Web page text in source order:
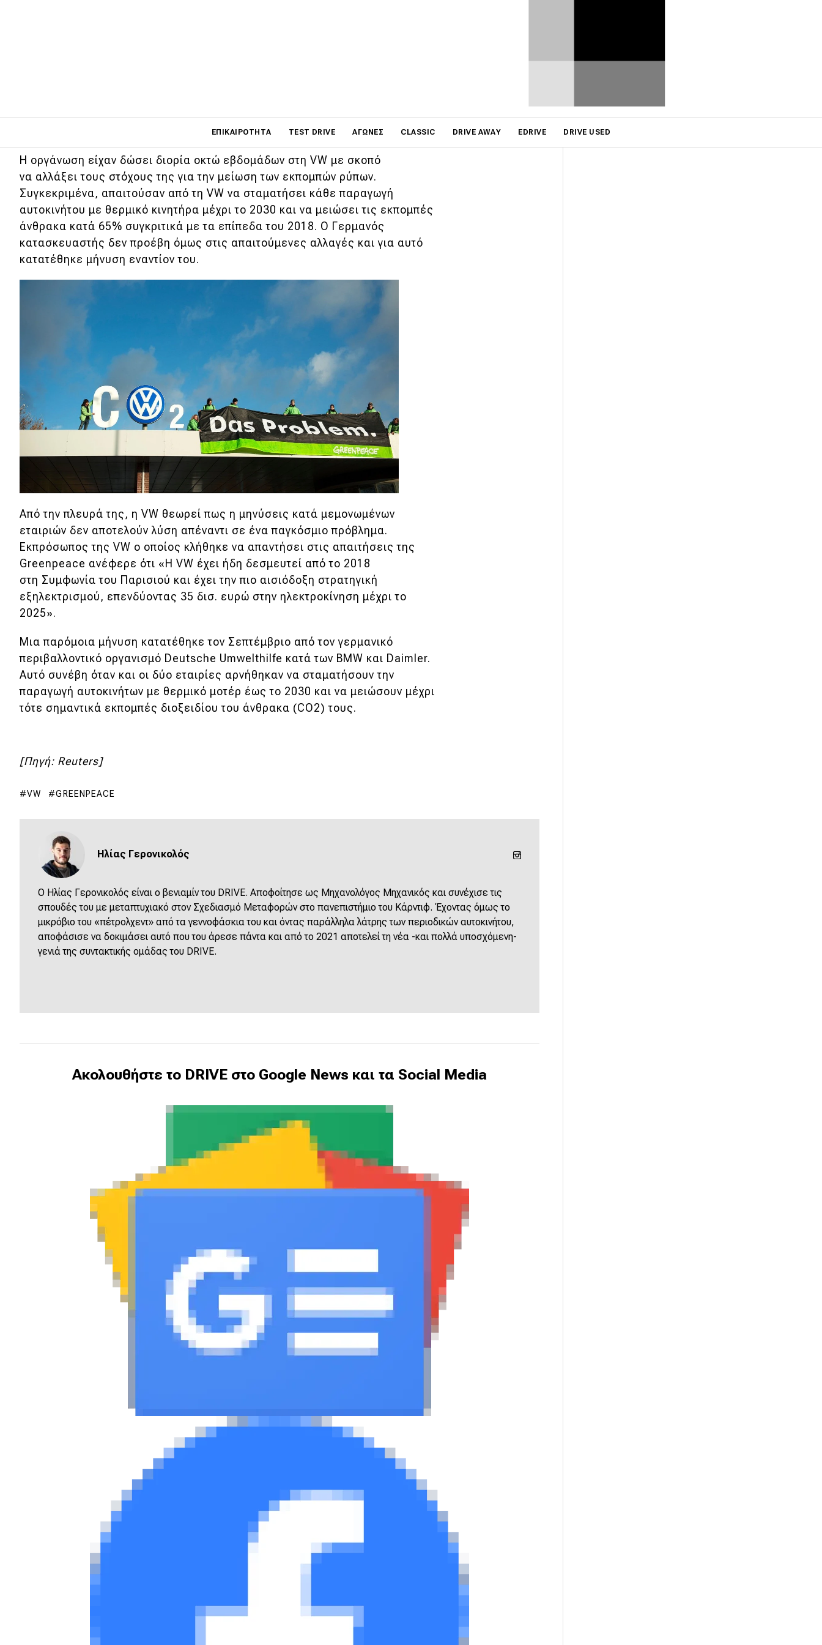
ΕΠΙΚΑΙΡΌΤΗΤΑ TEST DRIVE ΑΓΏΝΕΣ CLASSIC DRIVE AWAY EDRIVE DRIVE USED
Main navigation
Επικαιρότητα
Νέα μοντέλα
Πρωτότυπα
Ελλάδα
Τεχνολογία
Αγορά
Test Drive
Δοκιμή
Αποστολή
Αγώνες
Formula 1
WRC
Eco
Νέα
Σταθμοί φόρτισης
Νέα
Παρουσιάσεις
DRIVE Away
MOTO
Χρηστικά
DRIVE USED
Γερμανίας, μήνυσαν την Volkswagen κατηγορώντας την ότι δεν
συμμετέχει στην μάχη ενάντια στην κλιματική αλλαγή.
Η οργάνωση είχαν δώσει διορία οκτώ εβδομάδων στη VW με σκοπό
να αλλάξει τους στόχους της για την μείωση των εκπομπών ρύπων.
Συγκεκριμένα, απαιτούσαν από τη VW να σταματήσει κάθε παραγωγή
αυτοκινήτου με θερμικό κινητήρα μέχρι το 2030 και να μειώσει τις εκπομπές
άνθρακα κατά 65% συγκριτικά με τα επίπεδα του 2018. Ο Γερμανός
κατασκευαστής δεν προέβη όμως στις απαιτούμενες αλλαγές και για αυτό
κατατέθηκε μήνυση εναντίον του.
Από την πλευρά της, η VW θεωρεί πως η μηνύσεις κατά μεμονωμένων
εταιριών δεν αποτελούν λύση απέναντι σε ένα παγκόσμιο πρόβλημα.
Εκπρόσωπος της VW ο οποίος κλήθηκε να απαντήσει στις απαιτήσεις της
Greenpeace ανέφερε ότι «Η VW έχει ήδη δεσμευτεί από το 2018
στη Συμφωνία του Παρισιού και έχει την πιο αισιόδοξη στρατηγική
εξηλεκτρισμού, επενδύοντας 35 δισ. ευρώ στην ηλεκτροκίνηση μέχρι το
2025».
Μια παρόμοια μήνυση κατατέθηκε τον Σεπτέμβριο από τον γερμανικό
περιβαλλοντικό οργανισμό Deutsche Umwelthilfe κατά των BMW και Daimler.
Αυτό συνέβη όταν και οι δύο εταιρίες αρνήθηκαν να σταματήσουν την
παραγωγή αυτοκινήτων με θερμικό μοτέρ έως το 2030 και να μειώσουν μέχρι
τότε σημαντικά εκπομπές διοξειδίου του άνθρακα (CO2) τους.
[Πηγή: Reuters]
VW GREENPEACE
Ηλίας Γερονικολός
O Ηλίας Γερονικολός είναι ο βενιαμίν του DRIVE. Αποφοίτησε ως Μηχανολόγος Μηχανικός και συνέχισε τις
σπουδές του με μεταπτυχιακό στον Σχεδιασμό Μεταφορών στο πανεπιστήμιο του Κάρντιφ. Έχοντας όμως το
μικρόβιο του «πέτρολχεντ» από τα γεννοφάσκια του και όντας παράλληλα λάτρης των περιοδικών αυτοκινήτου,
αποφάσισε να δοκιμάσει αυτό που του άρεσε πάντα και από το 2021 αποτελεί τη νέα -και πολλά υποσχόμενη-
γενιά της συντακτικής ομάδας του DRIVE.
Ακολουθήστε το DRIVE στο Google News και τα Social Media